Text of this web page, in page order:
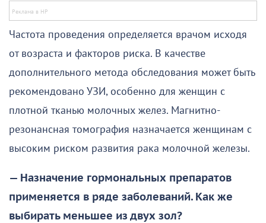
Частота проведения определяется врачом исходя
от возраста и факторов риска. В качестве
дополнительного метода обследования может быть
рекомендовано УЗИ, особенно для женщин с
плотной тканью молочных желез. Магнитно-
резонансная томография назначается женщинам с
высоким риском развития рака молочной железы.
— Назначение гормональных препаратов
применяется в ряде заболеваний. Как же
выбирать меньшее из двух зол?